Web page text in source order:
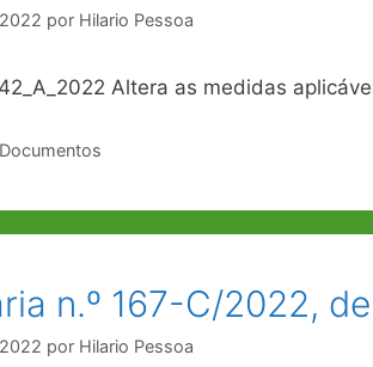
por Hilario Pessoa
Altera as medidas
n.º 167-C/2022,
por Hilario Pessoa